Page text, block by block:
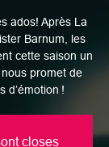
ados! Après La
Barnum, les
cette saison un
promet de
d’émotion !
closes